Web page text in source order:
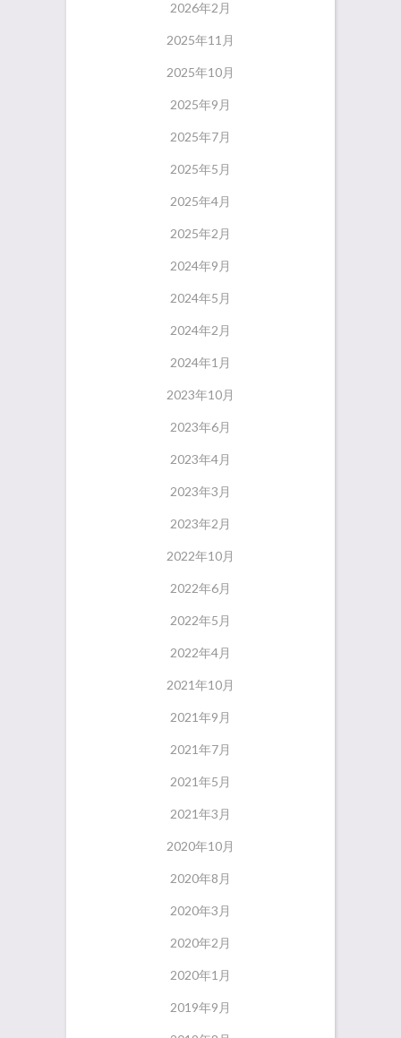
2026年2月
2025年11月
2025年10月
2025年9月
2025年7月
2025年5月
2025年4月
2025年2月
2024年9月
2024年5月
2024年2月
2024年1月
2023年10月
2023年6月
2023年4月
2023年3月
2023年2月
2022年10月
2022年6月
2022年5月
2022年4月
2021年10月
2021年9月
2021年7月
2021年5月
2021年3月
2020年10月
2020年8月
2020年3月
2020年2月
2020年1月
2019年9月